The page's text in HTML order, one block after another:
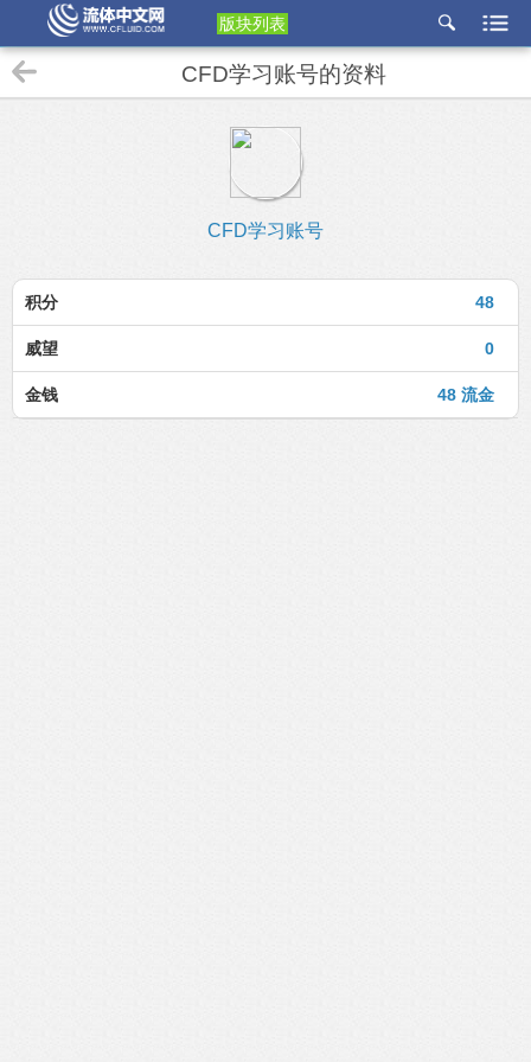
版块列表
etu
CFD学习账号的资料
CFD学习账号
48
积分
0
威望
48 流金
金钱